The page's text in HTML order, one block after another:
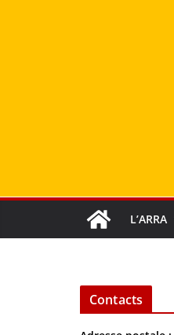
L’ARRA
Contacts